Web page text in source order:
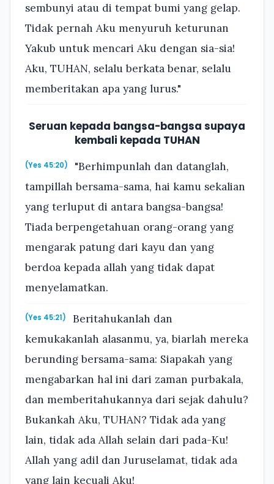
sembunyi atau di tempat bumi yang gelap.
Tidak pernah Aku menyuruh keturunan
Yakub untuk mencari Aku dengan sia-sia!
Aku, TUHAN, selalu berkata benar, selalu
memberitakan apa yang lurus."
Seruan kepada bangsa-bangsa supaya
kembali kepada TUHAN
(Yes 45:20)
"Berhimpunlah dan datanglah,
tampillah bersama-sama, hai kamu sekalian
yang terluput di antara bangsa-bangsa!
Tiada berpengetahuan orang-orang yang
mengarak patung dari kayu dan yang
berdoa kepada allah yang tidak dapat
menyelamatkan.
(Yes 45:21)
Beritahukanlah dan
kemukakanlah alasanmu, ya, biarlah mereka
berunding bersama-sama: Siapakah yang
mengabarkan hal ini dari zaman purbakala,
dan memberitahukannya dari sejak dahulu?
Bukankah Aku, TUHAN? Tidak ada yang
lain, tidak ada Allah selain dari pada-Ku!
Allah yang adil dan Juruselamat, tidak ada
yang lain kecuali Aku!